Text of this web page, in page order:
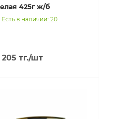
425г ж/б
Есть в наличии: 20
205 тг./шт